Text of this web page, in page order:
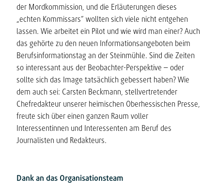
der Mordkommission, und die Erläuterungen dieses
„echten Kommissars“ wollten sich viele nicht entgehen
lassen. Wie arbeitet ein Pilot und wie wird man einer? Auch
das gehörte zu den neuen Informationsangeboten beim
Berufsinformationstag an der Steinmühle. Sind die Zeiten
so interessant aus der Beobachter-Perspektive – oder
sollte sich das Image tatsächlich gebessert haben? Wie
dem auch sei: Carsten Beckmann, stellvertretender
Chefredakteur unserer heimischen Oberhessischen Presse,
freute sich über einen ganzen Raum voller
Interessentinnen und Interessenten am Beruf des
Journalisten und Redakteurs.
Dank an das Organisationsteam